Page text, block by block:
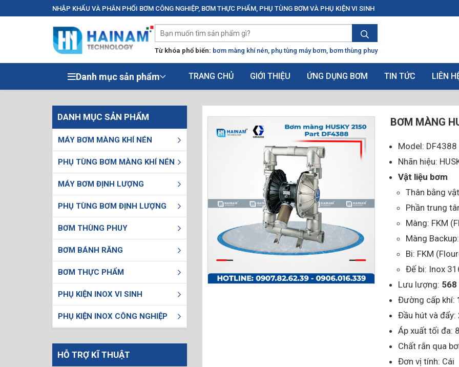
NHẬP KHẨU VÀ PHÂN PHỐI BƠM CÔNG NGHIỆP, BƠM THỰC PHẨM, PHỤ TÙNG BƠM VÀ PHỤ KIỆN VI SINH
Từ khóa phổ biến: bơm màng khí nén phụ tùng máy bơm bơm thùng phuy
Danh mục sản phẩm TRANG CHỦ GIỚI THIỆU ỨNG DỤNG BƠM TIN TỨC LIÊN
DANH MỤC SẢN PHẨM
MÁY BƠM MÀNG KHÍ NÉN
PHỤ TÙNG BƠM MÀNG KHÍ NÉN
MÁY BƠM ĐỊNH LƯỢNG
PHỤ TÙNG BƠM ĐỊNH LƯỢNG
BƠM THÙNG PHUY
BƠM BÁNH RĂNG
BƠM THỰC PHẨM
PHỤ KIỆN INOX VI SINH
PHỤ KIỆN INOX CÔNG NGHIỆP
HỖ TRỢ KĨ THUẬT
BƠM MÀNG
Model: DF4388
Nhãn hiệu:
Vật liệu bơm
Thân bằng
Phần trung
Màng: FKM
Màng
Bi: FKM
Đế bi: Inox
Lưu lượng:
Đường cấp khí:
Đầu hút và đẩy:
Áp xuất tối đa:
Chất rắn qua
Đơn vị tính: Cái